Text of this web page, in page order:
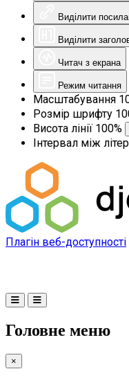
Виділити
Виділити
Читач з екрана
Режим читання
Масштабування
Розмір шрифту
Висота лінії 100%
Інтервал між
Плагін веб-доступності
Головне меню
×